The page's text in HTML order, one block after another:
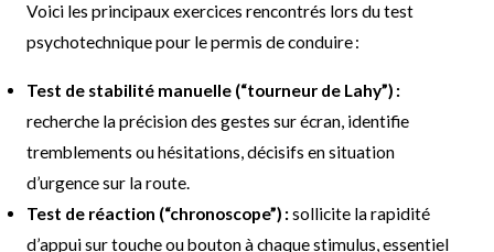
Voici les principaux exercices rencontrés lors du test
psychotechnique pour le permis de conduire :
Test de stabilité manuelle (“tourneur de Lahy”) :
recherche la précision des gestes sur écran, identifie
tremblements ou hésitations, décisifs en situation
d’urgence sur la route.
Test de réaction (“chronoscope”) :sollicite la rapidité
d’appui sur touche ou bouton à chaque stimulus, essentiel